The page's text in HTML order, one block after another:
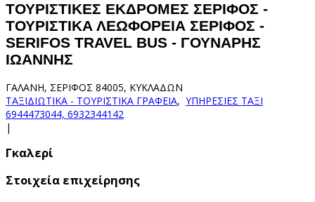
ΤΟΥΡΙΣΤΙΚΕΣ ΕΚΔΡΟΜΕΣ ΣΕΡΙΦΟΣ -
ΤΟΥΡΙΣΤΙΚΑ ΛΕΩΦΟΡΕΙΑ ΣΕΡΙΦΟΣ -
SERIFOS TRAVEL BUS - ΓΟΥΝΑΡΗΣ
ΙΩΑΝΝΗΣ
ΓΑΛΑΝΗ, ΣΕΡΙΦΟΣ 84005, ΚΥΚΛΑΔΩΝ
ΤΑΞΙΔΙΩΤΙΚΑ - ΤΟΥΡΙΣΤΙΚΑ ΓΡΑΦΕΙΑ, ΥΠΗΡΕΣΙΕΣ ΤΑΞΙ
6944473044, 6932344142
|
Γκαλερί
Στοιχεία επιχείρησης